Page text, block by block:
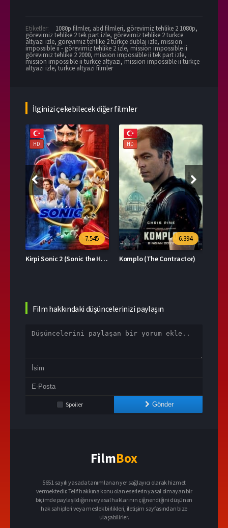
Etiketler: 1080p filmler, abd filmleri, görevimiz tehlike 2 1080p,
görevimiz tehlike 2 tek part izle, görevimiz tehlike 2 turkce
altyazi izle, görevimiz tehlike 2 türkçe dublaj izle, mission
impossible ii - görevimiz tehlike 2 izle, mission impossible ii
görevimiz tehlike 2 2000, mission impossible ii tek part izle,
mission impossible ii turkce altyazi, mission impossible ii türkçe
altyazı izle,turkce altyazi filmler
İlginizi çekebilecek diğer filmler
HD
7.545
Kirpi Sonic 2 (Sonic the Hedgehog 2)
HD
6.394
Komplo (The Contractor)
Film hakkındaki düşüncelerinizi paylaşın
Spoiler Gönder
FilmBox
5651 sayılı yasada tanımlanan yer sağlayıcı olarak hizmet
vermektedir. Telif hakkına konu olan eserlerin yasal olmayan bir
biçimde paylaşıldığını ve yasal haklarının çiğnendiğini düşünen
hak sahipleri veya meslek birlikleri, iletişim sayfasından bize
ulaşabilirler.